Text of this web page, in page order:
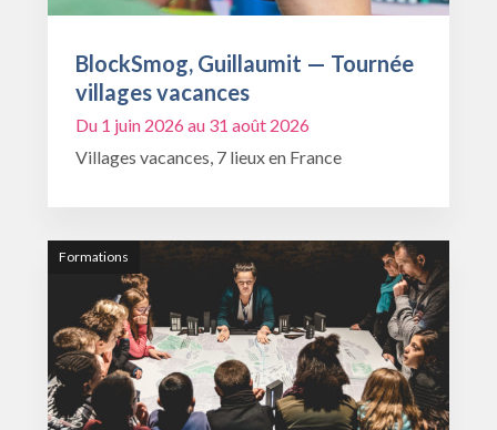
BlockSmog, Guillaumit — Tournée
villages vacances
Du 1 juin 2026 au 31 août 2026
Villages vacances, 7 lieux en France
Formations